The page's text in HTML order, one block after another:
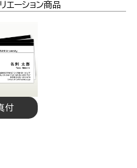
ーション商品
付